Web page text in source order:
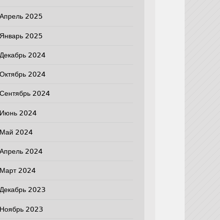
Апрель 2025
Январь 2025
Декабрь 2024
Октябрь 2024
Сентябрь 2024
Июнь 2024
Май 2024
Апрель 2024
Март 2024
Декабрь 2023
Ноябрь 2023